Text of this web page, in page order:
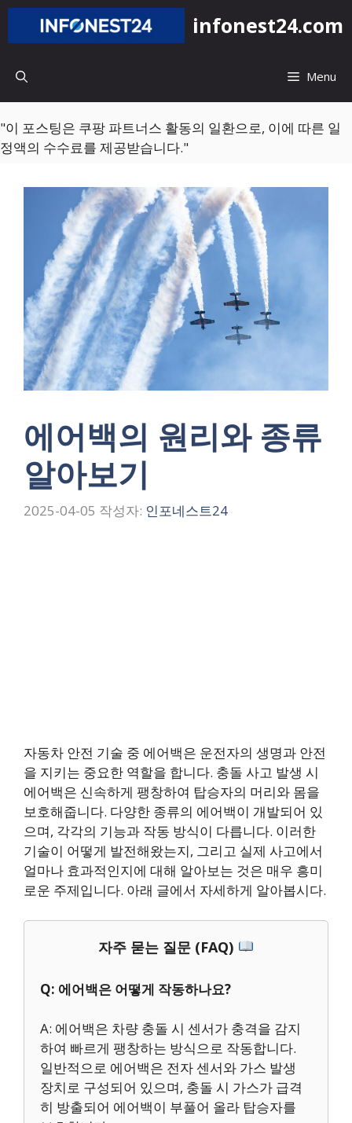
컨
츠
너
뛰
기
infonest24.com
Menu
"이 포스팅은 쿠팡 파트너스 활동의 일환으로, 이에 따른 일
정액의 수수료를 제공받습니다."
에어백의 원리와 종류
알아보기
2025-04-05 작성자: 인포네스트24
자동차 안전 기술 중 에어백은 운전자의 생명과 안전
을 지키는 중요한 역할을 합니다. 충돌 사고 발생 시
에어백은 신속하게 팽창하여 탑승자의 머리와 몸을
보호해줍니다. 다양한 종류의 에어백이 개발되어 있
으며, 각각의 기능과 작동 방식이 다릅니다. 이러한
기술이 어떻게 발전해왔는지, 그리고 실제 사고에서
얼마나 효과적인지에 대해 알아보는 것은 매우 흥미
로운 주제입니다. 아래 글에서 자세하게 알아봅시다.
자주 묻는 질문 (FAQ)
Q: 에어백은 어떻게 작동하나요?
A: 에어백은 차량 충돌 시 센서가 충격을 감지
하여 빠르게 팽창하는 방식으로 작동합니다.
일반적으로 에어백은 전자 센서와 가스 발생
장치로 구성되어 있으며, 충돌 시 가스가 급격
히 방출되어 에어백이 부풀어 올라 탑승자를